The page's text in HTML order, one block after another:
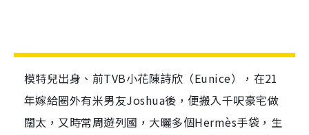
模特兒出身、前TVB小花陳詩欣（Eunice），在21
年嫁給圈外有米男友Joshua後，便搬入千呎豪宅做
闊太，又時常周遊列國，大曬多個Hermès手袋，生